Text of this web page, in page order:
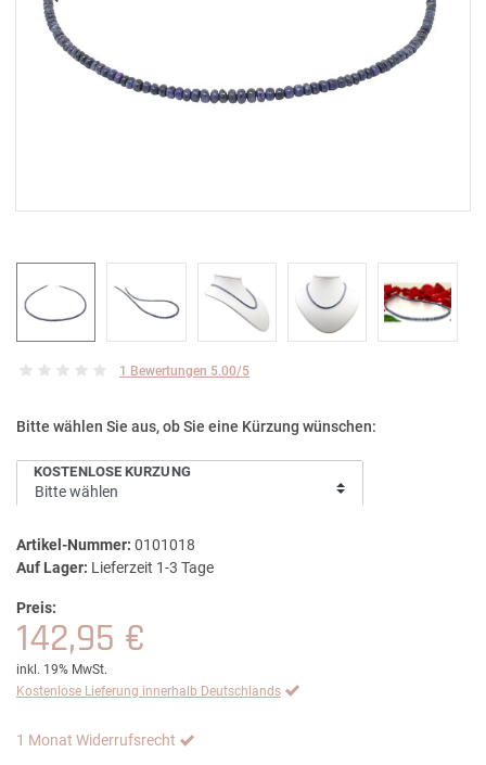
1 Bewertungen 5.00/5
Bitte wählen Sie aus, ob Sie eine Kürzung wünschen:
KOSTENLOSE KÜRZUNG
Artikel-Nummer: 0101018
Auf Lager: Lieferzeit 1-3 Tage
Preis:
142,95 €
inkl. 19% MwSt.
Kostenlose Lieferung innerhalb Deutschlands
1 Monat Widerrufsrecht